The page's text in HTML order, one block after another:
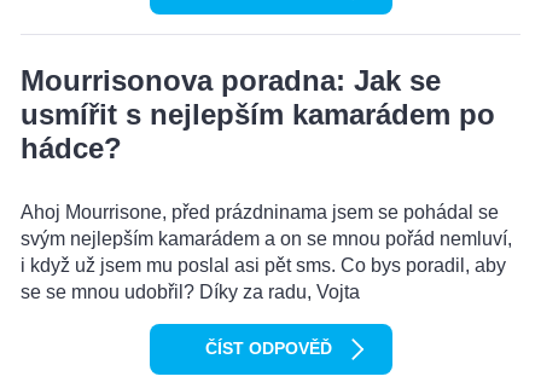
Mourrisonova poradna: Jak se
usmířit s nejlepším kamarádem po
hádce?
Ahoj Mourrisone, před prázdninama jsem se pohádal se
svým nejlepším kamarádem a on se mnou pořád nemluví,
i když už jsem mu poslal asi pět sms. Co bys poradil, aby
se se mnou udobřil? Díky za radu, Vojta
ČÍST ODPOVĚĎ